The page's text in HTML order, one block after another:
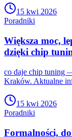
15 kwi 2026
Poradniki
Większa moc,
dzięki chip
co daje chip tuning
Kraków. Aktualne
15 kwi 2026
Poradniki
Formalności,